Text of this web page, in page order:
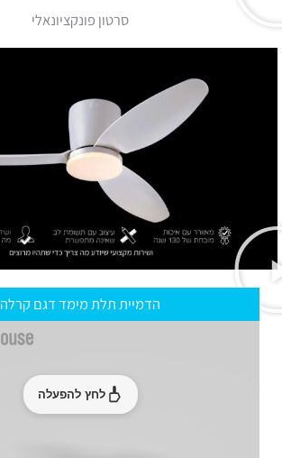
סרטון פונקציונאלי
הדמיית תלת מימד דגם קרלה
לחץ להפעלה